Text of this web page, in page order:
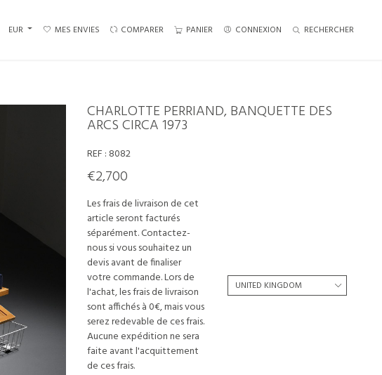
EUR MES ENVIES COMPARER PANIER CONNEXION RECHERCHER
CHARLOTTE PERRIAND, BANQUETTE DES
ARCS CIRCA 1973
REF : 8082
€2,700
Les frais de livraison de cet
article seront facturés
séparément. Contactez-
nous si vous souhaitez un
devis avant de finaliser
votre commande. Lors de
l'achat, les frais de livraison
sont affichés à 0€, mais vous
serez redevable de ces frais.
Aucune expédition ne sera
faite avant l'acquittement
de ces frais.